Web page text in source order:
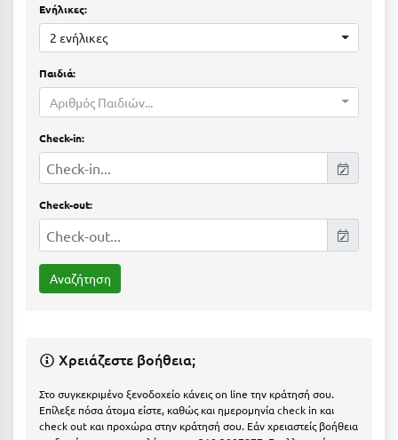
Ερμιόνη
Εύβοια
Ευρυτανία
Ζαγοροχώρια
Ηλεία
Θάσος
Θεσσαλονίκη
Ενήλικες:
2 ενήλικες
Παιδιά:
Αριθμός Παιδιών...
Check-in:
Check-out:
Χρειάζεστε βοήθεια;
Στο συγκεκριμένο ξενοδοχείο κάνεις on line την κράτησή σου.
Επίλεξε πόσα άτομα είστε, καθώς και ημερομηνία check in και
check out και προχώρα στην κράτησή σου. Εάν χρειαστείς βοήθεια